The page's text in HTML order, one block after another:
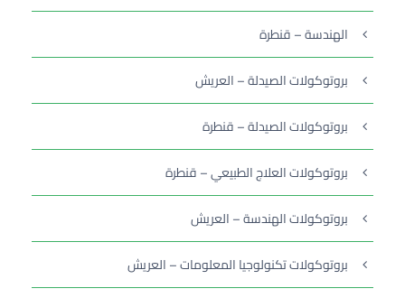
الهندسة – قنطرة
بروتوكولات الصيدلة – العريش
بروتوكولات الصيدلة – قنطرة
بروتوكولات العلاج الطبيعي – قنطرة
بروتوكولات الهندسة – العريش
بروتوكولات تكنولوجيا المعلومات – العريش